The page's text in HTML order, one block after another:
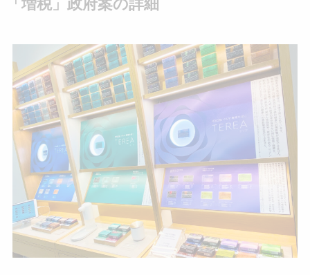
「増税」政府案の詳細